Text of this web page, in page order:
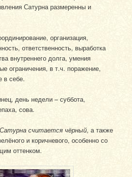
Сатурна размеренны и
организация,
ответственность, выработка
внутреннего долга, умения
ограничения, в т.ч. поражение,
в себе.
день недели – суббота,
сова.
считается чёрный, а также
и коричневого, особенно со
оттенком.